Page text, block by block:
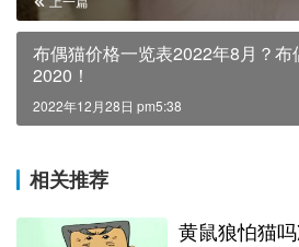
布偶猫价格一览表2022年8月？布
2020！
2022年12月28日 pm5:38
相关推荐
黄鼠狼怕猫